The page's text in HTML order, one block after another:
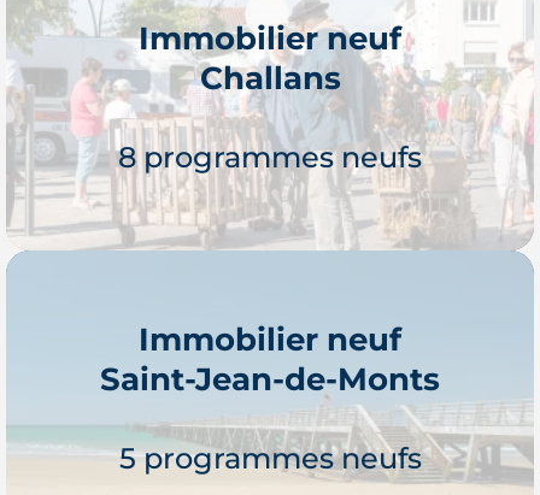
Je découvre
Immobilier neuf
Challans
8 programmes neufs
Je découvre
Immobilier neuf
Saint-Jean-de-Monts
5 programmes neufs